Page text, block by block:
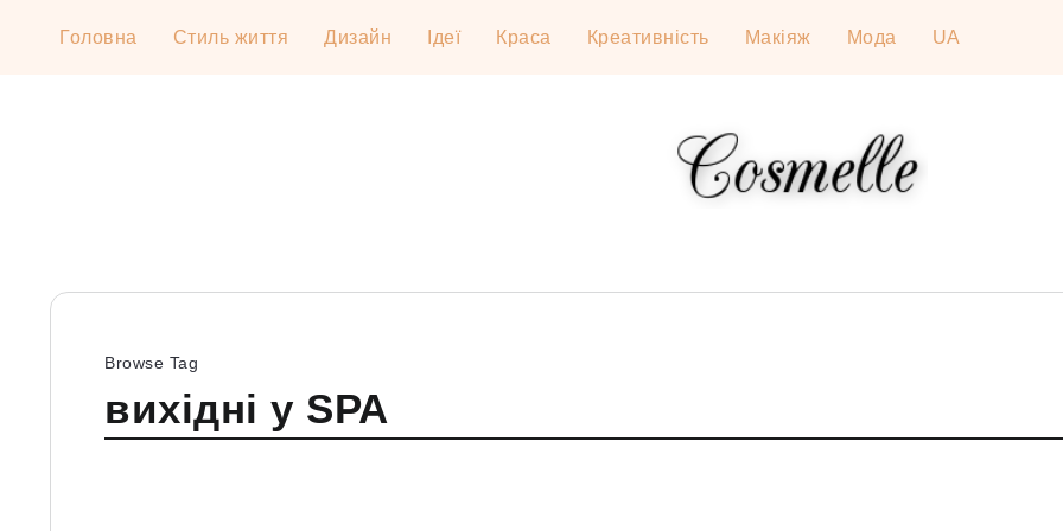
Головна Стиль життя Дизайн Ідеї Краса Креативність Макіяж Мода UA
Browse Tag
вихідні у SPA